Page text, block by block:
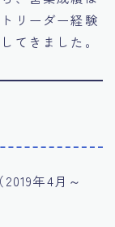
リーダー経験
てきました。
年4月～